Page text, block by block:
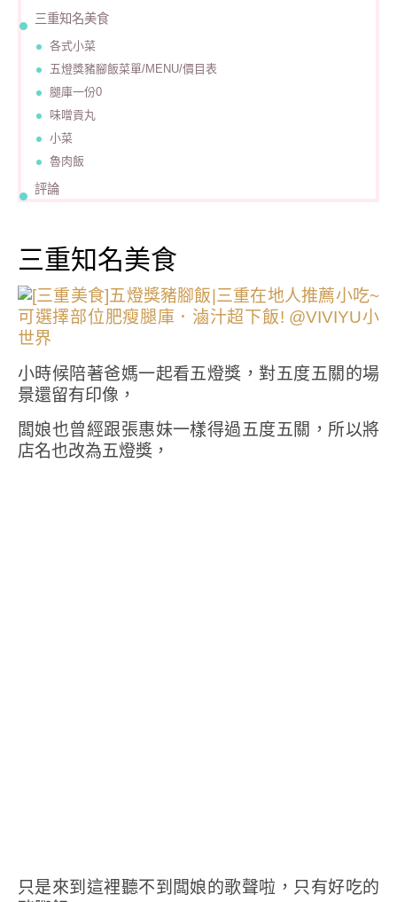
三重知名美食
各式小菜
五燈獎豬腳飯菜單/MENU/價目表
腿庫一份0
味噌貢丸
小菜
魯肉飯
評論
三重知名美食
小時候陪著爸媽一起看五燈獎，對五度五關的場
景還留有印像，
闆娘也曾經跟張惠妹一樣得過五度五關，所以將
店名也改為五燈獎，
只是來到這裡聽不到闆娘的歌聲啦，只有好吃的